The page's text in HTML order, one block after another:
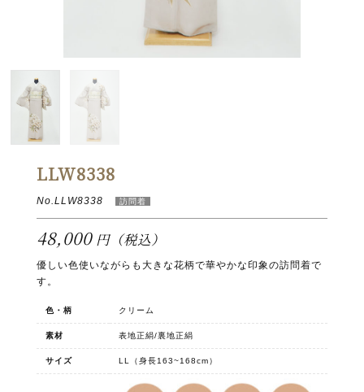
LLW8338
No.LLW8338
48,000円（税込）
優しい色使いながらも大きな花柄で華やかな印象の訪問着で
す。
色・柄 クリーム
素材 表地正絹/裏地正絹
サイズ LL（身長163~168cm）